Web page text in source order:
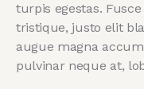
turpis egestas.
tristique, justo elit
augue magna
pulvinar neque at,